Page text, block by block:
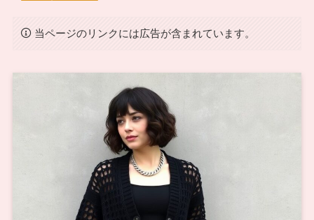
当ページのリンクには広告が含まれています。